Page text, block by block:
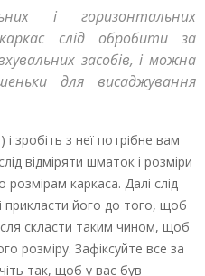
і горизонтальних
слід обробити за
засобів, і можна
для висаджування
зробіть з неї потрібне вам
відміряти шматок і розміри
каркаса. Далі слід
прикласти його до того, щоб
скласти таким чином, щоб
розміру. Зафіксуйте все за
так, щоб у вас був